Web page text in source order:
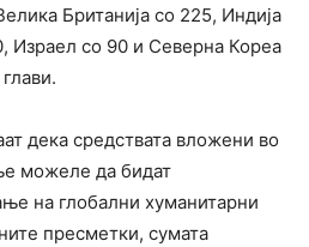
Британија со 225, Индија
Израел со 90 и Северна Кореа
дека средствата вложени во
можеле да бидат
на глобални хуманитарни
пресметки, сумата